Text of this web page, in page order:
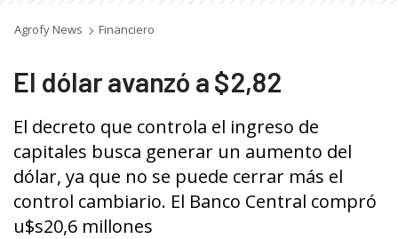
Agrofy News Financiero
El dólar avanzó a $2,82
El decreto que controla el ingreso de
capitales busca generar un aumento del
dólar, ya que no se puede cerrar más el
control cambiario. El Banco Central compró
u$s20,6 millones